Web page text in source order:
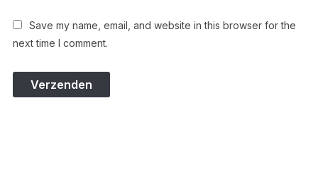
Save my name, email, and website in this browser for the
next time I comment.